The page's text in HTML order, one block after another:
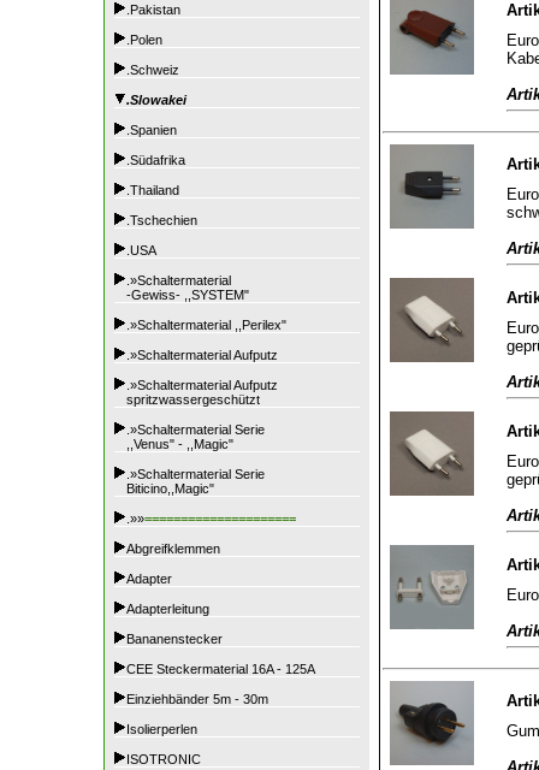
.Pakistan
.Polen
.Schweiz
.Slowakei
.Spanien
.Südafrika
.Thailand
.Tschechien
.USA
.»Schaltermaterial
-Gewiss- ,,SYSTEM"
.»Schaltermaterial ,,Perilex"
.»Schaltermaterial Aufputz
.»Schaltermaterial Aufputz
spritzwassergeschützt
.»Schaltermaterial Serie
,,Venus" - ,,Magic"
.»Schaltermaterial Serie
Biticino,,Magic"
.»»=====================
Abgreifklemmen
Adapter
Adapterleitung
Bananenstecker
CEE Steckermaterial 16A - 125A
Einziehbänder 5m - 30m
Isolierperlen
ISOTRONIC